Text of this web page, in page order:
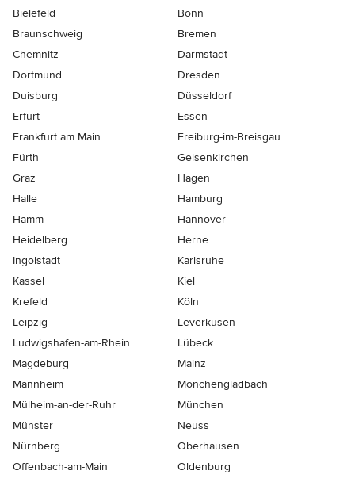
Bielefeld
Bonn
Braunschweig
Bremen
Chemnitz
Darmstadt
Dortmund
Dresden
Duisburg
Düsseldorf
Erfurt
Essen
Frankfurt am Main
Freiburg-im-Breisgau
Fürth
Gelsenkirchen
Graz
Hagen
Halle
Hamburg
Hamm
Hannover
Heidelberg
Herne
Ingolstadt
Karlsruhe
Kassel
Kiel
Krefeld
Köln
Leipzig
Leverkusen
Ludwigshafen-am-Rhein
Lübeck
Magdeburg
Mainz
Mannheim
Mönchen­gladbach
Mülheim-an-der-Ruhr
München
Münster
Neuss
Nürnberg
Oberhausen
Offenbach-am-Main
Oldenburg